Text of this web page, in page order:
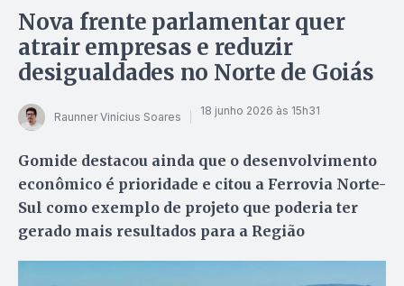
Nova frente parlamentar quer
atrair empresas e reduzir
desigualdades no Norte de Goiás
Raunner Vinícius Soares 18 junho 2026 às 15h31
Gomide destacou ainda que o desenvolvimento
econômico é prioridade e citou a Ferrovia Norte-
Sul como exemplo de projeto que poderia ter
gerado mais resultados para a Região